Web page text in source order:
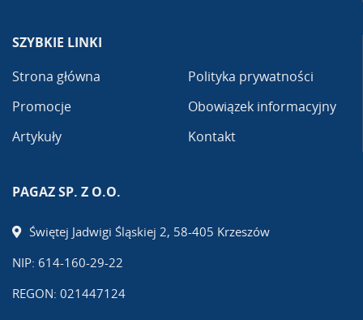
SZYBKIE LINKI
Strona główna
Promocje
Artykuły
Polityka prywatności
Obowiązek informacyjny
Kontakt
PAGAZ SP. Z O.O.
Świętej Jadwigi Śląskiej 2, 58-405 Krzeszów
NIP: 614-160-29-22
REGON: 021447124